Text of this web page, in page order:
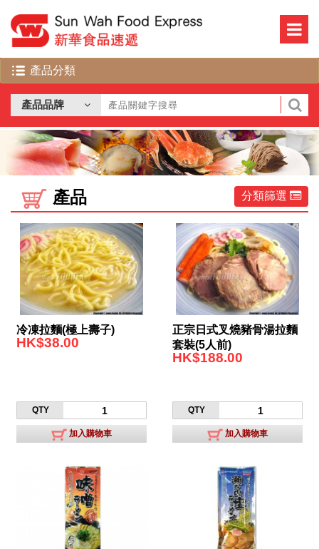
產品 分類篩選
冷凍拉麵(極上壽子)
HK$38.00
QTY
加入購物車
正宗日式叉燒豬骨湯拉麵
套裝(5人前)
HK$188.00
QTY
加入購物車